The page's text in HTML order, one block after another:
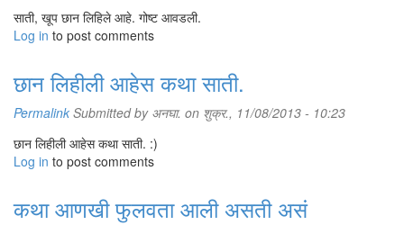
साती, खूप छान लिहिले आहे. गोष्ट आवडली.
Log in to post comments
छान लिहीली आहेस कथा साती.
Permalink Submitted by अनघा. on शुक्र., 11/08/2013 - 10:23
छान लिहीली आहेस कथा साती. :)
Log in to post comments
कथा आणखी फुलवता आली असती असं